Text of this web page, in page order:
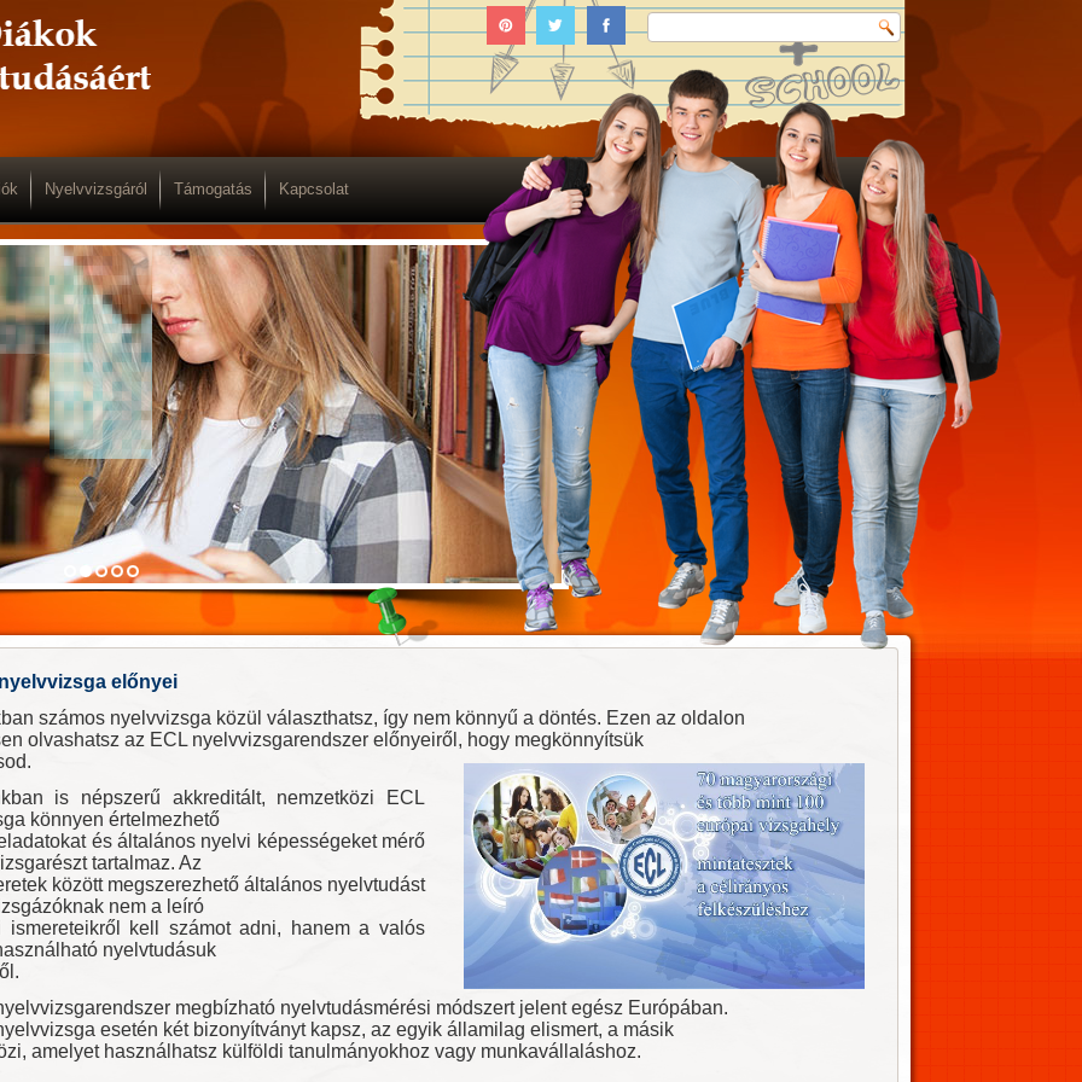
Nyelvvizsgáról Támogatás Kapcsolat
előnyei
számos nyelvvizsga közül választhatsz, így nem könnyű a döntés. Ezen az oldalon
olvashatsz az ECL nyelvvizsgarendszer előnyeiről, hogy megkönnyítsük
is népszerű akkreditált, nemzetközi ECL
könnyen értelmezhető
és általános nyelvi képességeket mérő
tartalmaz. Az
között megszerezhető általános nyelvtudást
nem a leíró
ismereteikről kell számot adni, hanem a valós
nyelvtudásuk
megbízható nyelvtudásmérési módszert jelent egész Európában.
esetén két bizonyítványt kapsz, az egyik államilag elismert, a másik
amelyet használhatsz külföldi tanulmányokhoz vagy munkavállaláshoz.